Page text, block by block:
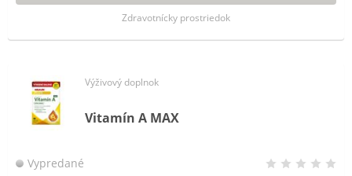
Zdravotnícky prostriedok
Výživový doplnok
Vitamín A MAX
Vypredané